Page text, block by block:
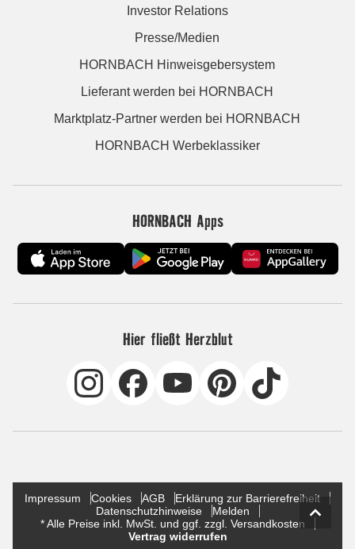
Investor Relations
Presse/Medien
HORNBACH Hinweisgebersystem
Lieferant werden bei HORNBACH
Marktplatz-Partner werden bei HORNBACH
HORNBACH Werbeklassiker
HORNBACH Apps
Hier fließt Herzblut
Impressum Cookies AGB
Erklärung zur Barrierefreiheit
Datenschutzhinweise
Melden
* Alle Preise inkl. MwSt. und ggf. zzgl. Versandkosten
Vertrag widerrufen